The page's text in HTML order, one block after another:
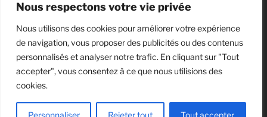
Nous respectons votre vie privée
Nous utilisons des cookies pour améliorer votre expérience
de navigation, vous proposer des publicités ou des contenus
personnalisés et analyser notre trafic. En cliquant sur "Tout
accepter", vous consentez à ce que nous utilisions des
cookies.
Personnaliser Rejeter tout Tout accepter
Série
Série vidéo
WordPress